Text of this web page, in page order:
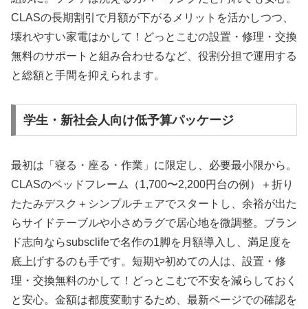
CLASの長期割引で月額が下がるメリットを活かしつつ、
壊れやすい家電はかして！どっとこむの設置・修理・交換
無料のサポートと組み合わせるなど、役割分担で運用する
と総額と手間を抑えられます。
学生・新社会人向け低予算パッケージ
最初は「寝る・座る・作業」に限定し、必要最小限から。
CLASのベッドフレーム（1,700〜2,200円台の例）＋折り
たたみデスク＋シンプルチェアでスタートし、余裕が出た
らサイドテーブルや小さめラグで居心地を微調整。ブラン
ド志向ならsubsclifeで名作の1脚を月額導入し、満足度を
底上げするのも手です。短期や初めての人は、設置・修
理・交換無料のかして！どっとこむで不安を減らしておく
と安心。金額は都度変動するため、最新ページでの確認を